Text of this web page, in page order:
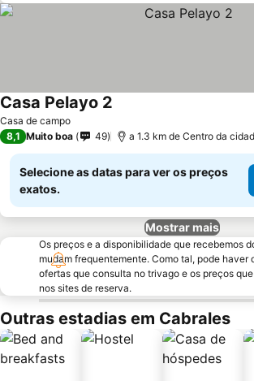
Casa de campo
Casa Pelayo 2
8,1 Muito boa 49 a 1.3 km de Centro da
Selecione as datas para ver os preços
exatos.
Mostrar mais
Os preços e a disponibilidade que recebemos
mudam frequentemente. Como tal, pode haver
ofertas que consulta no trivago e os preços
nos sites de reserva.
Outras estadias em Cabrales